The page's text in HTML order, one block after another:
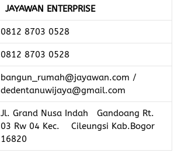
JAYAWAN ENTERPRISE
0812 8703 0528
0812 8703 0528
bangun_rumah@jayawan.com /
dedentanuwijaya@gmail.com
Jl. Grand Nusa Indah Gandoang Rt.
03 Rw 04 Kec. Cileungsi Kab.Bogor
16820